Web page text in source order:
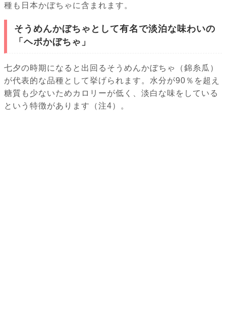
種も日本かぼちゃに含まれます。
そうめんかぼちゃとして有名で淡泊な味わいの
「ヘポかぼちゃ」
七夕の時期になると出回るそうめんかぼちゃ（錦糸瓜）
が代表的な品種として挙げられます。水分が90％を超え
糖質も少ないためカロリーが低く、淡白な味をしている
という特徴があります（注4）。